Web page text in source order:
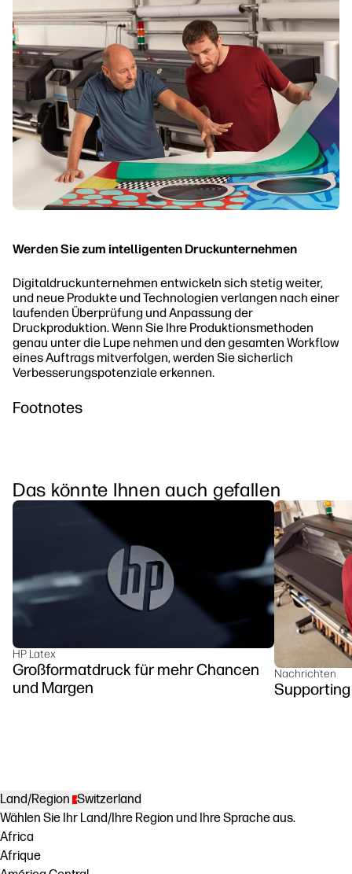
Werden Sie zum intelligenten Druckunternehmen
Digitaldruckunternehmen entwickeln sich stetig weiter,
und neue Produkte und Technologien verlangen nach einer
laufenden Überprüfung und Anpassung der
Druckproduktion. Wenn Sie Ihre Produktionsmethoden
genau unter die Lupe nehmen und den gesamten Workflow
eines Auftrags mitverfolgen, werden Sie sicherlich
Verbesserungspotenziale erkennen.
Footnotes
Das könnte Ihnen auch gefallen
HP Latex
Großformatdruck für mehr Chancen
und Margen
Nachrichten
Supporting
Land/Region Switzerland
Wählen Sie Ihr Land/Ihre Region und Ihre Sprache aus.
Africa
Afrique